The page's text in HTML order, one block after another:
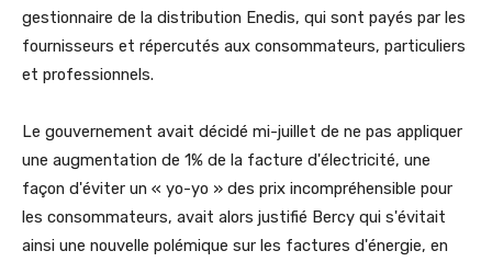
gestionnaire de la distribution Enedis, qui sont payés par les
fournisseurs et répercutés aux consommateurs, particuliers
et professionnels.
Le gouvernement avait décidé mi-juillet de ne pas appliquer
une augmentation de 1% de la facture d'électricité, une
façon d'éviter un « yo-yo » des prix incompréhensible pour
les consommateurs, avait alors justifié Bercy qui s'évitait
ainsi une nouvelle polémique sur les factures d'énergie, en